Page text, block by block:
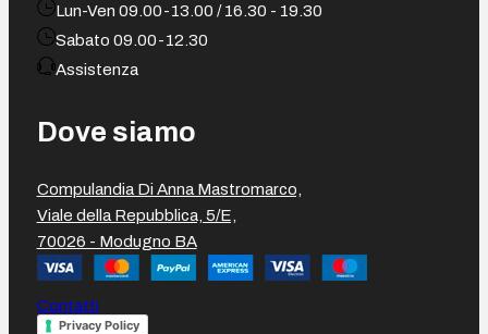
Lun-Ven 09.00-13.00 / 16.30 - 19.30
Sabato 09.00-12.30
Assistenza
Dove siamo
Compulandia Di Anna Mastromarco,
Viale della Repubblica, 5/E,
70026 - Modugno BA
Contatti
Privacy Policy